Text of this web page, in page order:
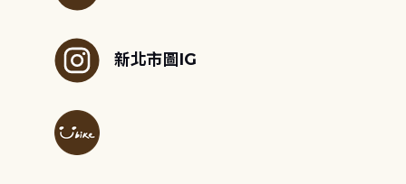
新北市圖IG